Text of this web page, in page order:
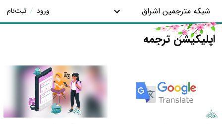
شبکه مترجمین اشراق ورود / ثبت‌نام
اپلیکیشن ترجمه